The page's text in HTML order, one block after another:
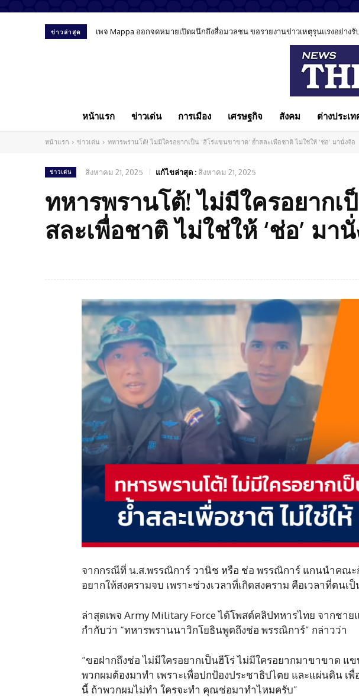
ข่าวล่าสุด เพจ Mappa ออกจดหมายเปิดผนึกถึงสื่อมวลชน ขอรายงานข่าวเหตุรุนแรงอย่าง
หน้าแรก ข่าวเด่น การเมือง เศรษฐกิจ สังคม ต่างประเท
หน้าแรก ข่าวเด่น ทหารพรานโต้! ไม่มีใครอยากเป็น ‘ฮีโร่แขนขาขาด’ ย้ำสละเพื่อชาติ ไม่ใช่ให้ ‘ช่อ’ มานั่งจ้อ
ข่าวเด่น สิงหาคม 21, 2025 แก้ไขล่าสุด : สิงหาคม 21, 2025
ทหารพรานโต้! ไม่มีใครอยากเ
สละเพื่อชาติ ไม่ใช่ให้ ‘ช่อ’ มา
จากกรณีที่ น.ส.พรรณิการ์ วานิช หรือ ช่อ พรรณิการ์ แกนนำคณะ
อยากให้สงครามจบ เพราะช่วงเวลาที่เกิดสงคราม คือเวลาที่ตนเป็
ล่าสุดเพจ Army Military Force ได้โพสต์คลิปทหารไทย จากชา
กำกับว่า “ทหารพรานนาวิกโยธินพูดถึงช่อ พรรณิการ์” กล่าวว่า
“ขอฝากถึงช่อ ไม่มีใครอยากเป็นฮีโร่ ไม่มีใครอยากมาขาขาด แ
พวกผมต้องมาทำ เพราะเพื่อปกป้องประชาธิปไตย และแผ่นดิน เ
นี้ ถ้าพวกผมไม่ทำ ใครจะทำ คุณช่อมาทำไหมครับ”